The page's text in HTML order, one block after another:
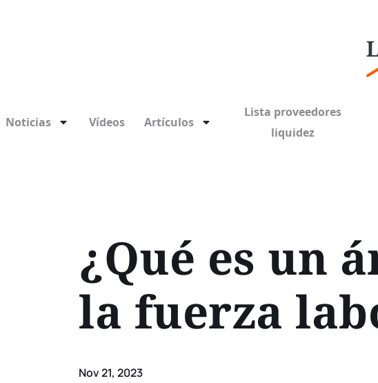
Noticias Vídeos Artículos
Lista proveedores
liquidez
¿Qué es un
la fuerza
Nov 21, 2023